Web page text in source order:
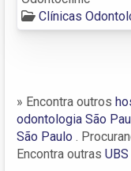
Clínicas
» Encontra outros
odontologia São
São Paulo .
Encontra outras